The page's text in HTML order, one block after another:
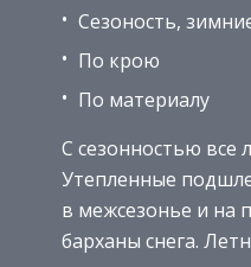
Сезоность,
По крою
По материалу
С сезонностью все
Утепленные
в межсезонье и на
барханы снега.